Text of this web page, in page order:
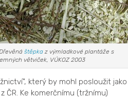
štěpkaz výmladkové plantáže s
větviček, VÚKOZ 2003
který by mohl posloužit jako
ČR. Ke komerčnímu (tržnímu)